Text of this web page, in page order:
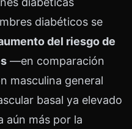
diabéticos se
del riesgo de
—en comparación
masculina general
basal ya elevado
aún más por la